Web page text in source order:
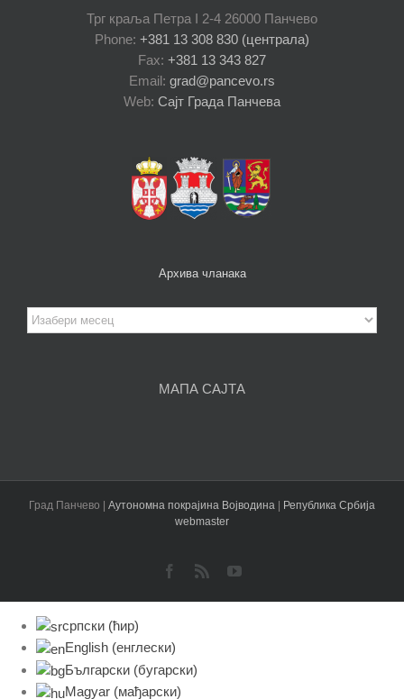
Трг краља Петра I 2-4 26000 Панчево
Phone: +381 13 308 830 (централа)
Fax: +381 13 343 827
Email: grad@pancevo.rs
Web: Сајт Града Панчева
Архива чланака
Архива
чланака
МАПА САЈТА
Град Панчево | Аутономна покрајина Војводина | Република Србија
webmaster
Facebook
Rss YouTube
српски (ћир)
English (енглески)
Български (бугарски)
Magyar (мађарски)